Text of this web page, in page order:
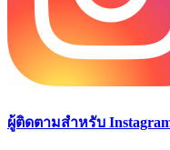
ผู้ติดตามสำหรับ